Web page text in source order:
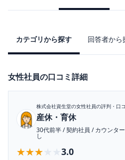
カテゴリから探す 回答者から
女性社員の口コミ詳細
株式会社資生堂の女性社員の評判・口
産休・育休
30代前半/契約社員 /カウンタ
し
★★★★★
★★★★★ 3.0